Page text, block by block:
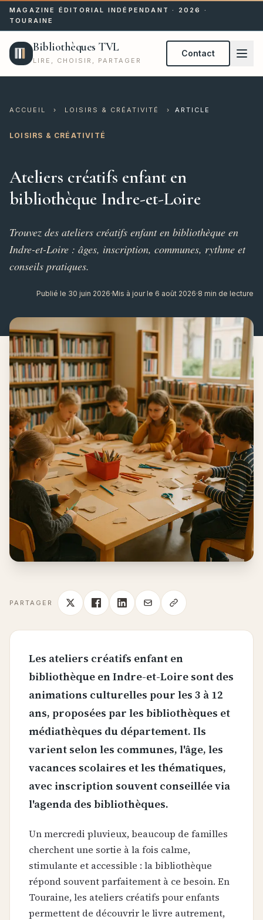
MAGAZINE ÉDITORIAL INDÉPENDANT · 2026 ·
TOURAINE
Bibliothèques TVL
LIRE, CHOISIR, PARTAGER
Contact
ACCUEIL › LOISIRS & CRÉATIVITÉ › ARTICLE
LOISIRS & CRÉATIVITÉ
Ateliers créatifs enfant en
bibliothèque Indre-et-Loire
Trouvez des ateliers créatifs enfant en bibliothèque en
Indre-et-Loire : âges, inscription, communes, rythme et
conseils pratiques.
Publié le 30 juin 2026·Mis à jour le 6 août 2026·8 min de lecture
PARTAGER
Les ateliers créatifs enfant en
bibliothèque en Indre-et-Loire sont des
animations culturelles pour les 3 à 12
ans, proposées par les bibliothèques et
médiathèques du département. Ils
varient selon les communes, l'âge, les
vacances scolaires et les thématiques,
avec inscription souvent conseillée via
l'agenda des bibliothèques.
Un mercredi pluvieux, beaucoup de familles
cherchent une sortie à la fois calme,
stimulante et accessible : la bibliothèque
répond souvent parfaitement à ce besoin. En
Touraine, les ateliers créatifs pour enfants
permettent de découvrir le livre autrement,